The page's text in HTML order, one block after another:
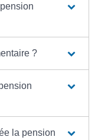
?
la pension